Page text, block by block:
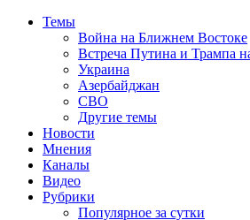
Темы
Война на Ближнем Востоке
Встреча Путина и Трампа
Украина
Азербайджан
СВО
Другие темы
Новости
Мнения
Каналы
Видео
Рубрики
Популярное за сутки